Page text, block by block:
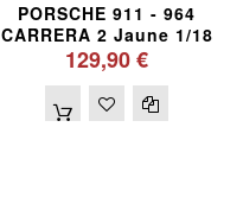
PORSCHE 911 - 964
CARRERA 2 Jaune 1/18
129,90 €